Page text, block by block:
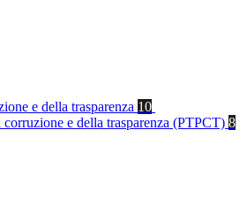
e della trasparenza 10
e della trasparenza (PTPCT) 8